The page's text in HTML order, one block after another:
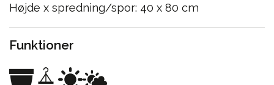
Højde x spredning/spor: 40 x 80 cm
Funktioner